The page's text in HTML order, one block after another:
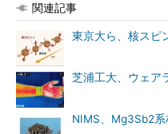
関連記事
東京大ら、核スピ
芝浦工大、ウェア
NIMS、Mg3Sb2